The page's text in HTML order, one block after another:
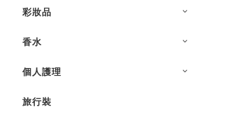
彩妝品
香水
個人護理
旅行裝